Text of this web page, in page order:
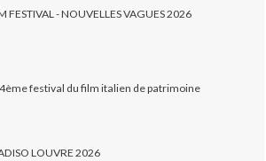
FESTIVAL - NOUVELLES VAGUES 2026
festival du film italien de patrimoine
LOUVRE 2026